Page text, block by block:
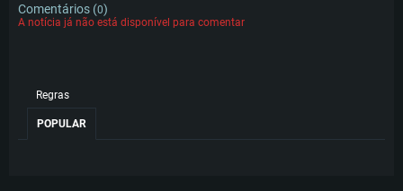
Comentários (0)
A notícia já não está disponível para comentar
Regras
POPULAR